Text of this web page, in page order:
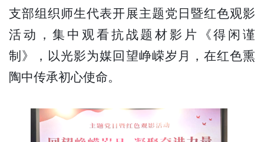
支部组织师生代表开展主题党日暨红色观影
活动，集中观看抗战题材影片《得闲谨
制》，以光影为媒回望峥嵘岁月，在红色熏
陶中传承初心使命。